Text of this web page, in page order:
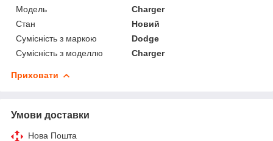
Модель
Charger
Стан
Новий
Сумісність з маркою
Dodge
Сумісність з моделлю
Charger
Приховати
Умови доставки
Нова Пошта